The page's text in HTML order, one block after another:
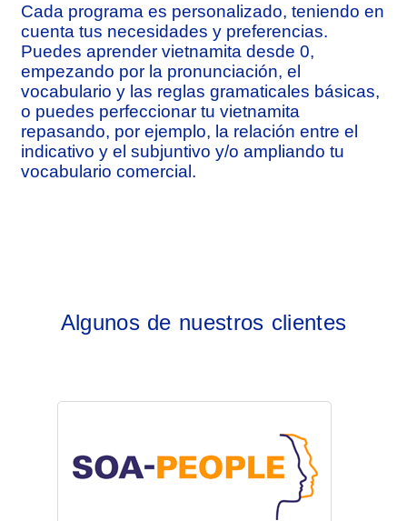
Cada programa es personalizado, teniendo en
cuenta tus necesidades y preferencias.
Puedes aprender vietnamita desde 0,
empezando por la pronunciación, el
vocabulario y las reglas gramaticales básicas,
o puedes perfeccionar tu vietnamita
repasando, por ejemplo, la relación entre el
indicativo y el subjuntivo y/o ampliando tu
vocabulario comercial.
Algunos de nuestros clientes